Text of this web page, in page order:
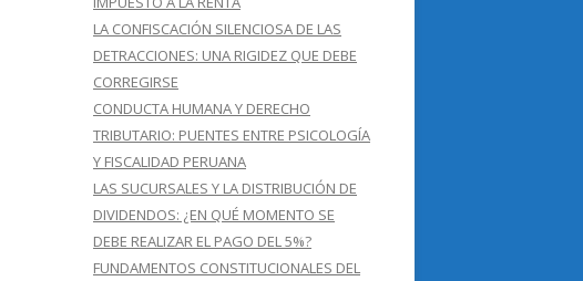
LA CONFISCACIÓN SILENCIOSA DE LAS
DETRACCIONES: UNA RIGIDEZ QUE DEBE
CORREGIRSE
CONDUCTA HUMANA Y DERECHO
TRIBUTARIO: PUENTES ENTRE PSICOLOGÍA
Y FISCALIDAD PERUANA
LAS SUCURSALES Y LA DISTRIBUCIÓN DE
DIVIDENDOS: ¿EN QUÉ MOMENTO SE
DEBE REALIZAR EL PAGO DEL 5%?
FUNDAMENTOS CONSTITUCIONALES DEL